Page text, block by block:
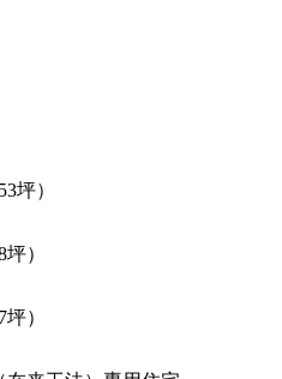
坪）
）
）